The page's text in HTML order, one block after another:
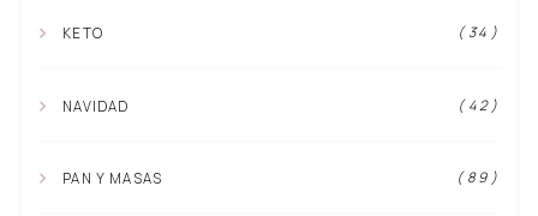
KETO ( 34 )
NAVIDAD ( 42 )
PAN Y MASAS ( 89 )